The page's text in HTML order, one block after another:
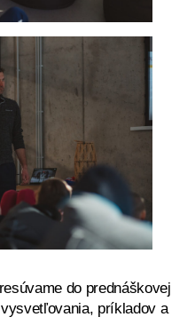
do prednáškovej
príkladov a